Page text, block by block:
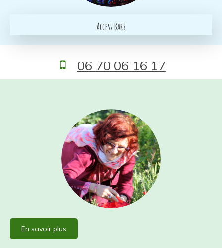
Access Bars
06 70 06 16 17
En savoir plus